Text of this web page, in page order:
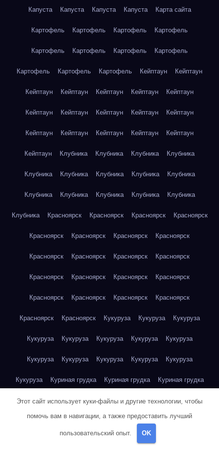
Капуста Капуста Капуста Капуста Карта сайта
Картофель Картофель Картофель Картофель
Картофель Картофель Картофель Картофель
Картофель Картофель Картофель Кейптаун Кейптаун
Кейптаун Кейптаун Кейптаун Кейптаун Кейптаун
Кейптаун Кейптаун Кейптаун Кейптаун Кейптаун
Кейптаун Кейптаун Кейптаун Кейптаун Кейптаун
Кейптаун Клубника Клубника Клубника Клубника
Клубника Клубника Клубника Клубника Клубника
Клубника Клубника Клубника Клубника Клубника
Клубника Красноярск Красноярск Красноярск Красноярск
Красноярск Красноярск Красноярск Красноярск
Красноярск Красноярск Красноярск Красноярск
Красноярск Красноярск Красноярск Красноярск
Красноярск Красноярск Красноярск Красноярск
Красноярск Красноярск Кукуруза Кукуруза Кукуруза
Кукуруза Кукуруза Кукуруза Кукуруза Кукуруза
Кукуруза Кукуруза Кукуруза Кукуруза Кукуруза
Кукуруза Куриная грудка Куриная грудка Куриная грудка
Куриная грудка Куриная грудка Куриная грудка
Куриная грудка Куриная грудка
Куриная грудка
Этот сайт использует куки-файлы и другие технологии, чтобы
помочь вам в навигации, а также предоставить лучший
пользовательский опыт. OK